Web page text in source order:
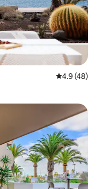
औसत रेटिंग 5
4.9 (48)